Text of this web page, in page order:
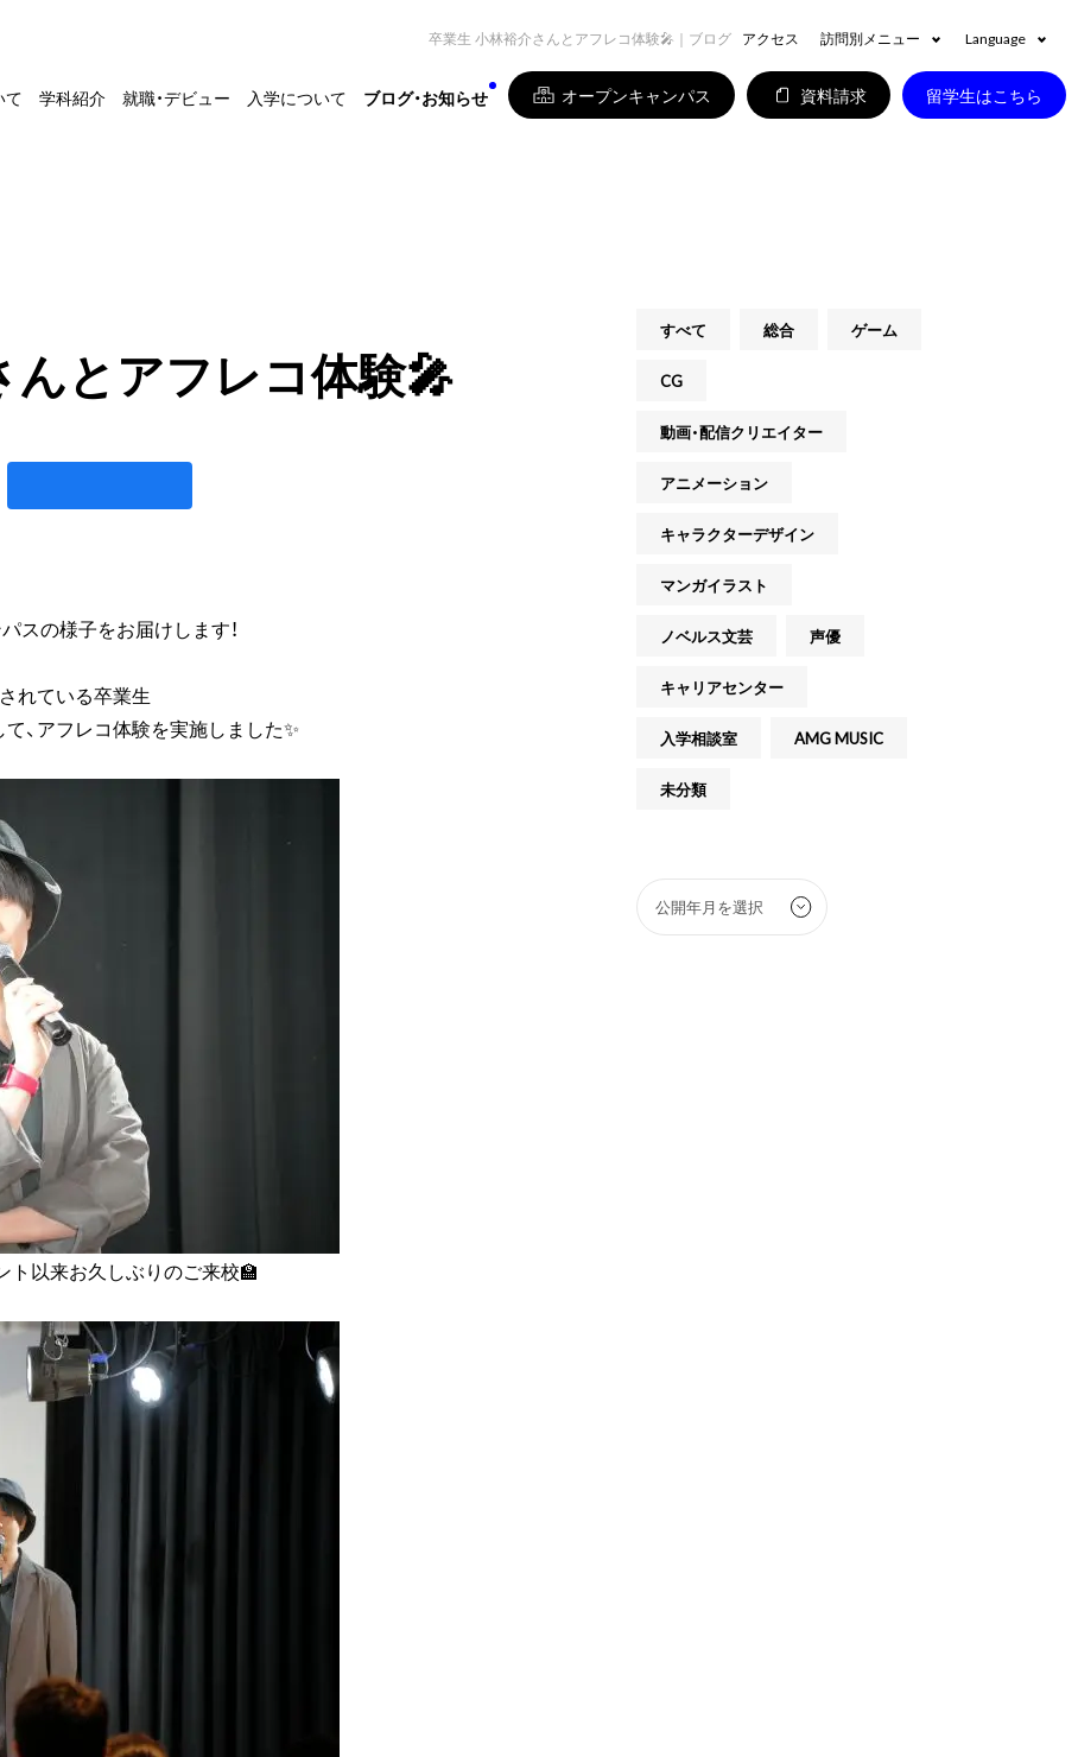
アクセス 訪問別メニュー Language
て 学科紹介 就職・デビュー 入学について ブログ・お知らせ オープンキャンパス 資料請求 留学生はこちら
卒業生 小林裕介さんとアフレコ体験🎤｜ブログ
んとアフレコ体験🎤
スの様子をお届けします！
れている卒業生
、アフレコ体験を実施しました✨
ト以来お久しぶりのご来校🏫
すべて 総合 ゲーム
CG
動画・配信クリエイター
アニメーション
キャラクターデザイン
マンガイラスト
ノベルス文芸 声優
キャリアセンター
入学相談室 AMG MUSIC
未分類